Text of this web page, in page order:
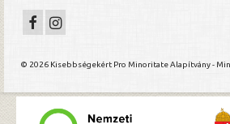
© 2026 Kisebbségekért Pro Minoritate Alapítvány -